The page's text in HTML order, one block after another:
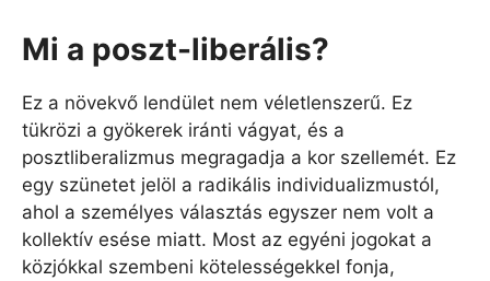
Mi a poszt-liberális?
Ez a növekvő lendület nem véletlenszerű. Ez
tükrözi a gyökerek iránti vágyat, és a
posztliberalizmus megragadja a kor szellemét. Ez
egy szünetet jelöl a radikális individualizmustól,
ahol a személyes választás egyszer nem volt a
kollektív esése miatt. Most az egyéni jogokat a
közjókkal szembeni kötelességekkel fonja,